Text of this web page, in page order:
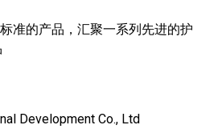
准的产品，汇聚一系列先进的护
Development Co., Ltd